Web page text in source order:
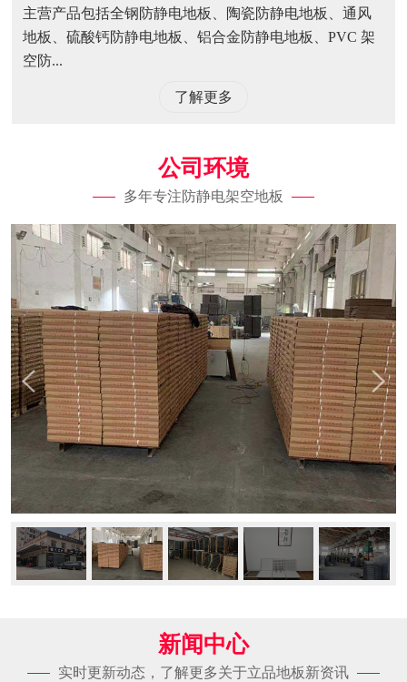
主营产品包括全钢防静电地板、陶瓷防静电地板、通风
地板、硫酸钙防静电地板、铝合金防静电地板、PVC 架
空防...
了解更多
公司环境
多年专注防静电架空地板
新闻中心
实时更新动态，了解更多关于立品地板新资讯